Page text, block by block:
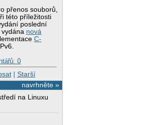
přenos souborů,
této příležitosti
poslední
nová
C-
0
| Starší
navrhněte »
na Linuxu